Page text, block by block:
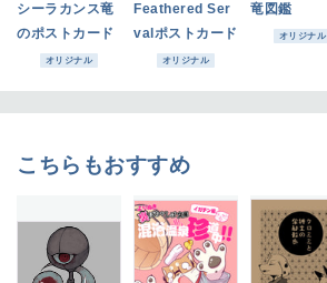
シーラカンス竜
のポストカード
オリジナル
Feathered Ser
valポストカード
オリジナル
竜図鑑
オリジナル
こちらもおすすめ